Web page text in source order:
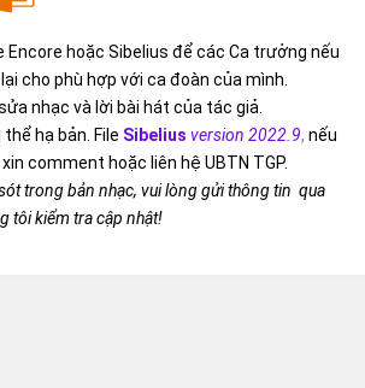
Encore hoặc Sibelius để các Ca trưởng nếu
cho phù hợp với ca đoàn của mình.
nhạc và lời bài hát của tác giả.
thể hạ bản. File Sibelius version 2022.9, nếu
comment hoặc liên hệ UBTN TGP.
trong bản nhạc, vui lòng gửi thông tin qua
tôi kiểm tra cập nhật!